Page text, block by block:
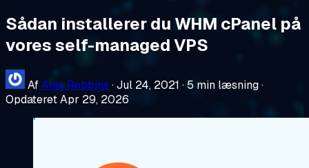
Sådan installerer du WHM cPanel på
vores self-managed VPS
AfAlex Robbins ·Jul 24, 2021 · 5 min læsning·
Opdateret Apr 29, 2026